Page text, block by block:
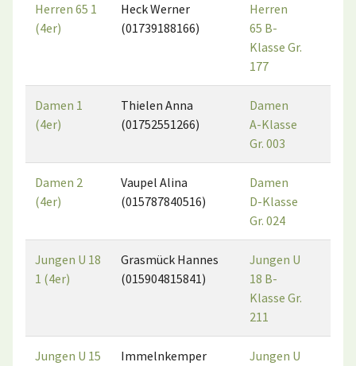
Herren 65 1
(4er)
Heck Werner
(01739188166)
Herren
65 B-
Klasse Gr.
177
Damen 1
(4er)
Thielen Anna
(01752551266)
Damen
A-Klasse
Gr. 003
Damen 2
(4er)
Vaupel Alina
(015787840516)
Damen
D-Klasse
Gr. 024
Jungen U 18
1 (4er)
Grasmück Hannes
(015904815841)
Jungen U
18 B-
Klasse Gr.
211
Jungen U 15
Immelnkemper
Jungen U